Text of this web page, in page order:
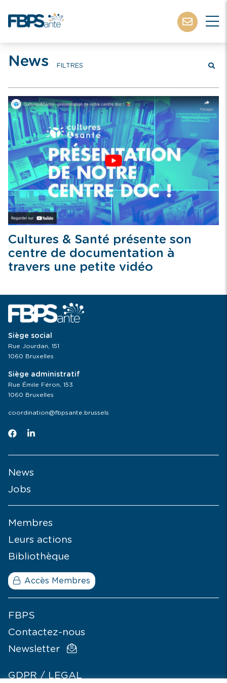
News FILTRES
Cultures & Santé présente son
centre de documentation à
travers une petite vidéo
Siège social
Rue Jourdan, 151
1060 Bruxelles
Siège administratif
Rue Émile Féron, 153
1060 Bruxelles
coordination@fbpsante.brussels
News
Jobs
Membres
Leurs actions
Bibliothèque
Accès Membres
FBPS
Contactez-nous
Newsletter
GDPR / LEGAL